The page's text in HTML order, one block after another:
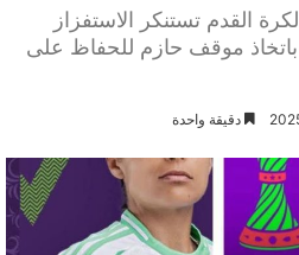
القدم تستنكر الاستفزاز
موقف حازم للحفاظ على
دقيقة واحدة